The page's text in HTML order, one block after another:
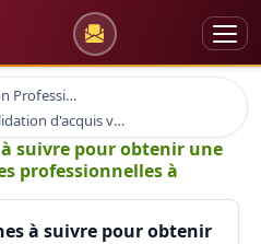
Orientation Professionnelle
Validation d'acquis vae
suivre pour obtenir une
professionnelles à
à suivre pour obtenir